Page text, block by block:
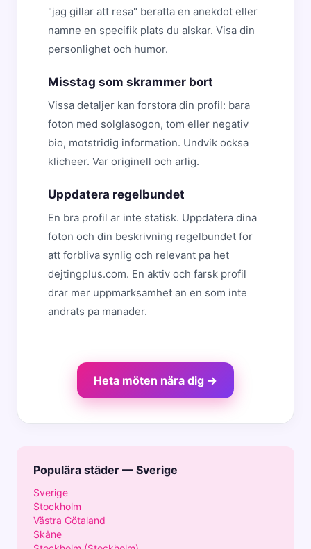
"jag gillar att resa" beratta en anekdot eller
namne en specifik plats du alskar. Visa din
personlighet och humor.
Misstag som skrammer bort
Vissa detaljer kan forstora din profil: bara
foton med solglasogon, tom eller negativ
bio, motstridig information. Undvik ocksa
klicheer. Var originell och arlig.
Uppdatera regelbundet
En bra profil ar inte statisk. Uppdatera dina
foton och din beskrivning regelbundet for
att forbliva synlig och relevant pa het
dejtingplus.com. En aktiv och farsk profil
drar mer uppmarksamhet an en som inte
andrats pa manader.
Heta möten nära dig →
Populära städer — Sverige
Sverige
Stockholm
Västra Götaland
Skåne